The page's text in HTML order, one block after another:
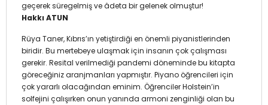
geçerek süregelmiş ve âdeta bir gelenek olmuştur!
Hakkı ATUN
Rüya Taner, Kıbrıs’ın yetiştirdiği en önemli piyanistlerinden
biridir. Bu mertebeye ulaşmak için insanın çok çalışması
gerekir. Resital verilmediği pandemi döneminde bu kitapta
göreceğiniz aranjmanları yapmıştır. Piyano öğrencileri için
çok yararlı olacağından eminim. Öğrenciler Holstein’in
solfejini çalışırken onun yanında armoni zenginliği olan bu